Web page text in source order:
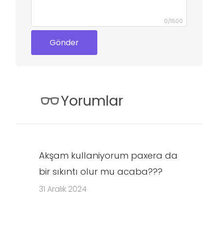
0/1500
Gönder
Yorumlar
Akşam kullaniyorum paxera da
bir sıkıntı olur mu acaba???
31 Aralık 2024